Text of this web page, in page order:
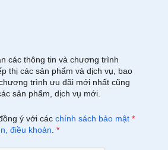
các thông tin và chương trình
thị các sản phẩm và dịch vụ, bao
trình ưu đãi mới nhất cũng
sản phẩm, dịch vụ mới.
ý với các chính sách bảo mật *
điều khoản *